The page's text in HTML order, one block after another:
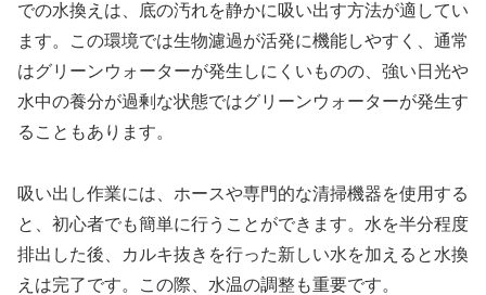
での水換えは、底の汚れを静かに吸い出す方法が適してい
ます。この環境では生物濾過が活発に機能しやすく、通常
はグリーンウォーターが発生しにくいものの、強い日光や
水中の養分が過剰な状態ではグリーンウォーターが発生す
ることもあります。
吸い出し作業には、ホースや専門的な清掃機器を使用する
と、初心者でも簡単に行うことができます。水を半分程度
排出した後、カルキ抜きを行った新しい水を加えると水換
えは完了です。この際、水温の調整も重要です。